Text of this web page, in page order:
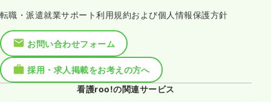
転職・派遣就業サポート利用規約および個人情報保護方針
お問い合わせフォーム
採用・求人掲載をお考えの方へ
看護roo!の関連サービス